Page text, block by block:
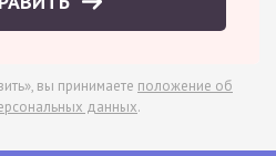
вы принимаете положение об
данных.